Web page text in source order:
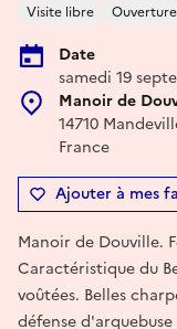
Visite libre
Date
samedi 19
Manoir de
14710
France
Ajouter à mes
Manoir de Douville.
Caractéristique du
voûtées. Belles
défense